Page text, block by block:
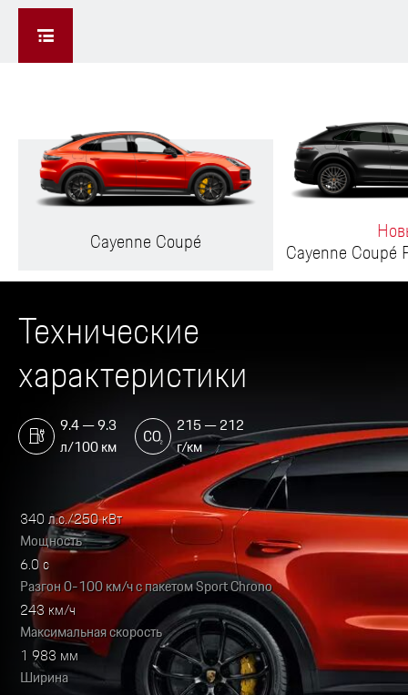
Cayenne Coupé Cayenne Coupé
Технические
характеристики
9.4 — 9.3
л/100 км
215 — 212
г/км
340 л.с./250 кВт
Мощность
6.0 с
Разгон 0-100 км/ч с пакетом Sport Chrono
243 км/ч
Максимальная скорость
1 983 мм
Ширина